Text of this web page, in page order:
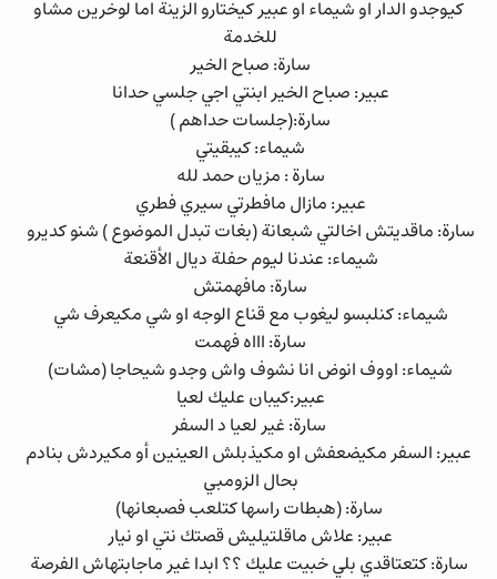
كيوجدو الدار او شيماء او عبير كيختارو الزينة اما لوخرين مشاو
للخدمة
سارة: صباح الخير
عبير: صباح الخير ابنتي اجي جلسي حدانا
سارة:(جلسات حداهم )
شيماء: كيبقيتي
سارة : مزيان حمد لله
عبير: مازال مافطرتي سيري فطري
سارة: ماقديتش اخالتي شبعانة (بغات تبدل الموضوع ) شنو كديرو
شيماء: عندنا ليوم حفلة ديال الأقنعة
سارة: مافهمتش
شيماء: كنلبسو ليغوب مع قناع الوجه او شي مكيعرف شي
سارة: اااه فهمت
شيماء: اووف انوض انا نشوف واش وجدو شيحاجا (مشات)
عبير:كيبان عليك لعيا
سارة: غير لعيا د السفر
عبير: السفر مكيضعفش او مكيذبلش العينين أو مكيردش بنادم
بحال الزومبي
سارة: (هبطات راسها كتلعب فصبعانها)
عبير: علاش ماقلتيليش قصتك نتي او نيار
سارة: كتعتاقدي بلي خبيت عليك ؟؟ ابدا غير ماجابتهاش الفرصة